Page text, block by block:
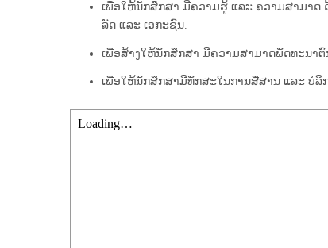
ເພື່ອໃຫ້ນັກສຶກສາ ມີຄວາມຮູ້ ແລະ ຄວາມສາມາດ
ລັດ ແລະ ເອກະຊົນ.
ເພື່ອສ້າງໃຫ້ນັກສຶກສາ ມີຄວາມສາມາດພັດທະນາຕົ
ເພື່ອ​ໃຫ້ນັກສຶກສາມີທັກສະໃນການສື່ສານ ແລະ ບໍ